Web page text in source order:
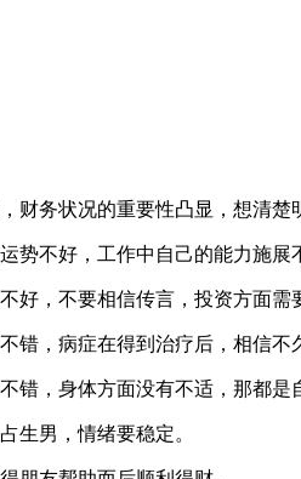
财务状况的重要性凸显，想清楚
势不好，工作中自己的能力施展
好，不要相信传言，投资方面需
错，病症在得到治疗后，相信不
错，身体方面没有不适，那都是
生男，情绪要稳定。